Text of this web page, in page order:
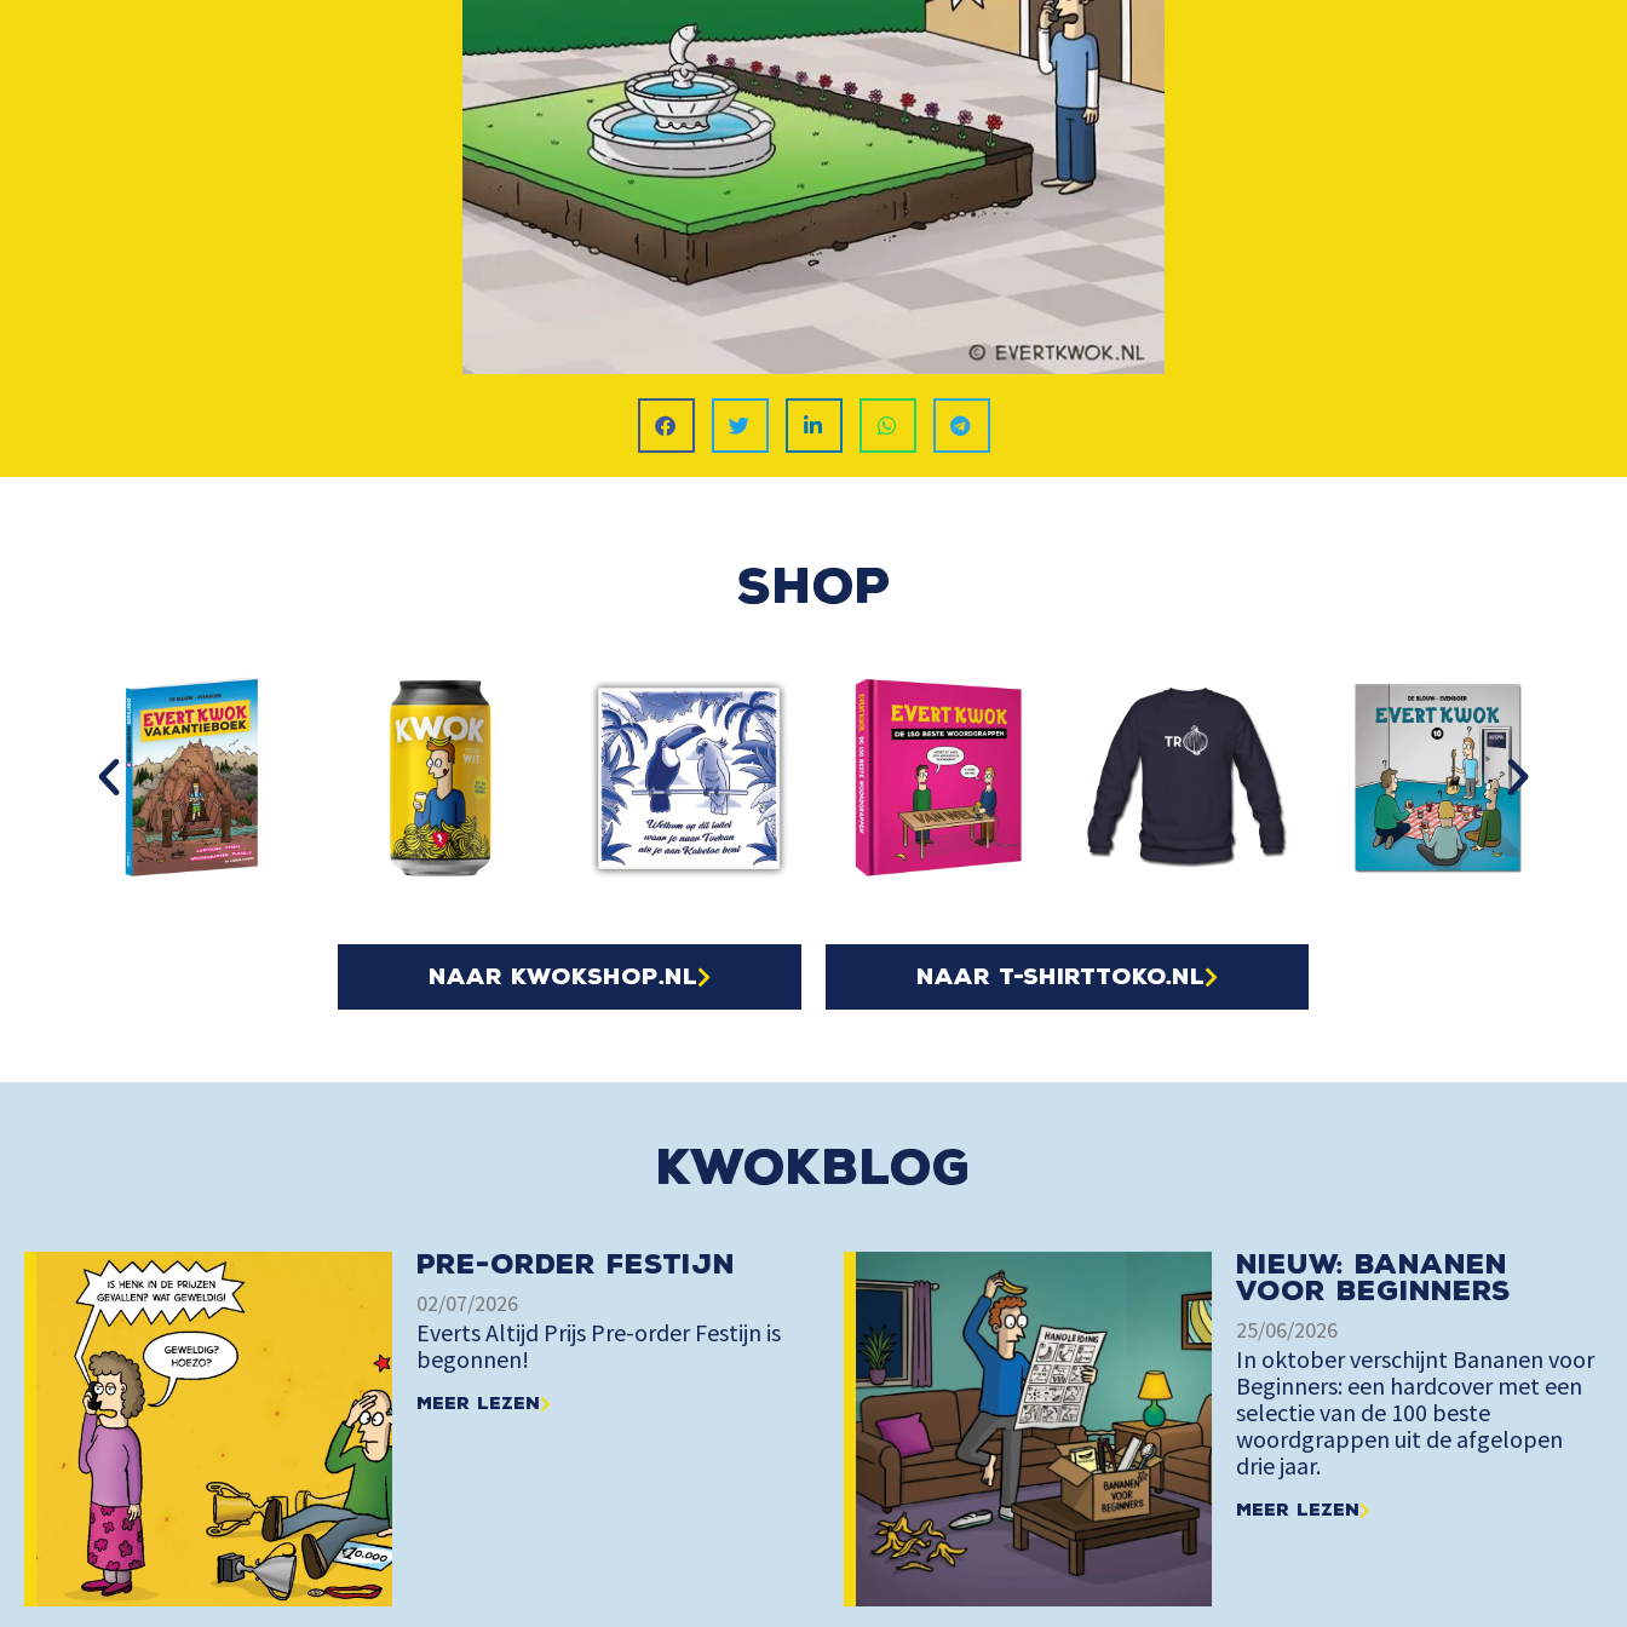
SHOP
naar kwokshop.nl naar t-shirttoko.nl
kwokblog
Pre-order Festijn
02/07/2026
Everts Altijd Prijs Pre-order Festijn is
begonnen!
Meer lezen
Nieuw: Bananen
voor Beginners
25/06/2026
In oktober verschijnt Bananen voor
Beginners: een hardcover met een
selectie van de 100 beste
woordgrappen uit de afgelopen
drie jaar.
Meer lezen